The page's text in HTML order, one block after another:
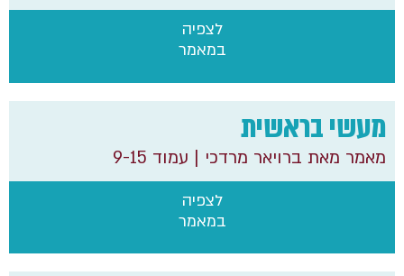
לצפיה
במאמר
לצפיה
במאמר
מעשי בראשית
מאמר מאת ברויאר מרדכי | עמוד 9-15